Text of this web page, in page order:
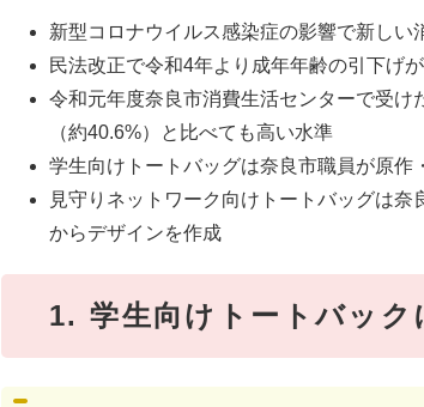
新型コロナウイルス感染症の影響で新しい
民法改正で令和4年より成年年齢の引下げ
令和元年度奈良市消費生活センターで受け
（約40.6%）と比べても高い水準
学生向けトートバッグは奈良市職員が原作
見守りネットワーク向けトートバッグは
からデザインを作成
1. 学生向けトートバック